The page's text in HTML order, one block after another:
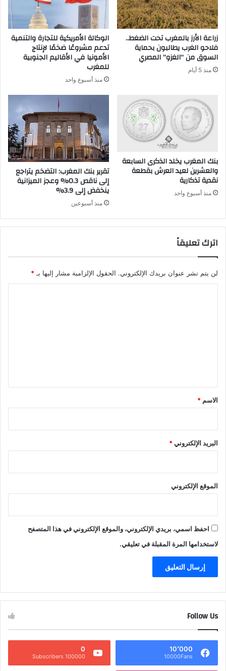
زراعة الأرز بالمغرب تحت الضغط..
فلاحو الغرب يطالبون بحماية
السوق من “الغزو” المصري
منذ 5 أيام
الوكالة الأمريكية للتجارة والتنمية
تدعم مشروعًا ضخمًا لإنتاج
الأمونيا في الأقاليم الجنوبية
للمغرب
منذ أسبوع واحد
بنك المغرب يخلد الذكرى السابعة
والعشرين لعيد العرش بقطعة
نقدية تذكارية
منذ أسبوع واحد
تقرير بنك المغرب: التضخم يتراجع
إلى ناقص 0.3% وعجز الميزانية
ينخفض إلى 3.9%
منذ أسبوعين
اترك تعليقاً
لن يتم نشر عنوان بريدك الإلكتروني. الحقول الإلزامية مشار إليها بـ*
*
الاسم *
البريد الإلكتروني*
الموقع الإلكتروني
احفظ اسمي، بريدي الإلكتروني، والموقع الإلكتروني في هذا المتصفح
لاستخدامها المرة المقبلة في تعليقي.
Follow Us
10٬000
10000Fans
0
100000 Subscribers